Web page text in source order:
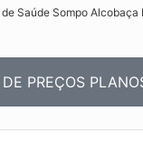
Saúde Sompo Alcobaça
PREÇOS